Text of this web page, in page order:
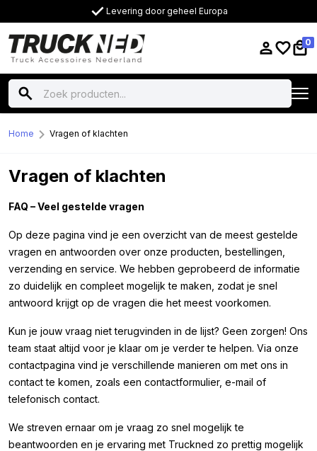
Levering door geheel Europa
0
Home Vragen of klachten
Vragen of klachten
FAQ – Veel gestelde vragen
Op deze pagina vind je een overzicht van de meest gestelde
vragen en antwoorden over onze producten, bestellingen,
verzending en service. We hebben geprobeerd de informatie
zo duidelijk en compleet mogelijk te maken, zodat je snel
antwoord krijgt op de vragen die het meest voorkomen.
Kun je jouw vraag niet terugvinden in de lijst? Geen zorgen! Ons
team staat altijd voor je klaar om je verder te helpen. Via onze
contactpagina vind je verschillende manieren om met ons in
contact te komen, zoals een contactformulier, e-mail of
telefonisch contact.
We streven ernaar om je vraag zo snel mogelijk te
beantwoorden en je ervaring met Truckned zo prettig mogelijk